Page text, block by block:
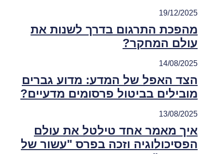
19/12/2025
מהפכת התרגום בדרך לשנות את
עולם המחקר?
14/08/2025
הצד האפל של המדע: מדוע גברים
מובילים בביטול פרסומים מדעיים?
13/08/2025
איך מאמר אחד טילטל את עולם
הפסיכולוגיה וזכה בפרס "עשור של